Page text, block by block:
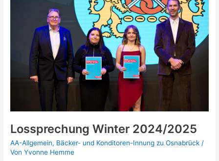
Lossprechung Winter 2024/2025
AA-Allgemein, Bäcker- und Konditoren-Innung zu Osnabrück /
VonYvonne Hemme